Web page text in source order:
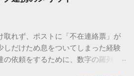
旧字や外字、特殊記号を呼び出す
ニックを詳しく解説します。 この
ぜ「変換」しても旧字・外字が出て
なぜ普通の変換で出てこない漢字が
由は、パソコンが文字を認識する
取れず、ポストに「不在連絡票」が
しだけため息をついてしまった経験
依頼をするために、数字の羅列を